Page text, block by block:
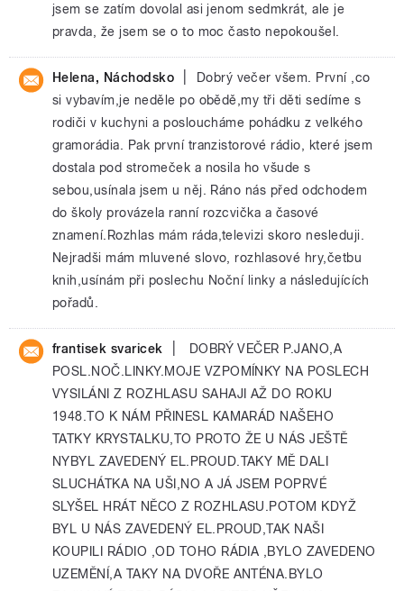
jsem se zatím dovolal asi jenom sedmkrát, ale je
pravda, že jsem se o to moc často nepokoušel.
Helena, Náchodsko
Dobrý večer všem. První ,co
si vybavím,je neděle po obědě,my tři děti sedíme s
rodiči v kuchyni a posloucháme pohádku z velkého
gramorádia. Pak první tranzistorové rádio, které jsem
dostala pod stromeček a nosila ho všude s
sebou,usínala jsem u něj. Ráno nás před odchodem
do školy provázela ranní rozcvička a časové
znamení.Rozhlas mám ráda,televizi skoro nesleduji.
Nejradši mám mluvené slovo, rozhlasové hry,četbu
knih,usínám při poslechu Noční linky a následujících
pořadů.
frantisek svaricek
DOBRÝ VEČER P.JANO,A
POSL.NOČ.LINKY.MOJE VZPOMÍNKY NA POSLECH
VYSILÁNI Z ROZHLASU SAHAJI AŽ DO ROKU
1948.TO K NÁM PŘINESL KAMARÁD NAŠEHO
TATKY KRYSTALKU,TO PROTO ŽE U NÁS JEŠTĚ
NYBYL ZAVEDENÝ EL.PROUD.TAKY MĚ DALI
SLUCHÁTKA NA UŠI,NO A JÁ JSEM POPRVÉ
SLYŠEL HRÁT NĚCO Z ROZHLASU.POTOM KDYŽ
BYL U NÁS ZAVEDENÝ EL.PROUD,TAK NAŠI
KOUPILI RÁDIO ,OD TOHO RÁDIA ,BYLO ZAVEDENO
UZEMĚNÍ,A TAKY NA DVOŘE ANTÉNA.BYLO